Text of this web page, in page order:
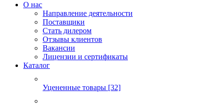
О нас
Направление деятельности
Поставщики
Стать дилером
Отзывы клиентов
Вакансии
Лицензии и сертификаты
Каталог
Уцененные товары [32]